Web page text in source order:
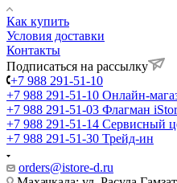
Как купить
Условия доставки
Контакты
Подписаться на рассылку
+7 988 291-51-10
+7 988 291-51-10 Онлайн-
+7 988 291-51-03 Флагман
+7 988 291-51-14 Сервисный
+7 988 291-51-30 Трейд-ин
orders@istore-d.ru